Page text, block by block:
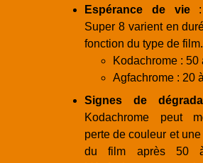
Espérance de vie:
Super 8 varient en
fonction du type de film.
Kodachrome : 50
Agfachrome : 20
Signes de
Kodachrome peut
perte de couleur et
du film après 50